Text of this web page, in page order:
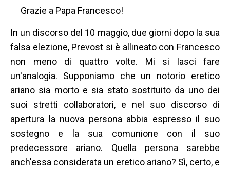
Grazie a Papa Francesco!
In un discorso del 10 maggio, due giorni dopo la sua
falsa elezione, Prevost si è allineato con Francesco
non meno di quattro volte. Mi si lasci fare
un'analogia. Supponiamo che un notorio eretico
ariano sia morto e sia stato sostituito da uno dei
suoi stretti collaboratori, e nel suo discorso di
apertura la nuova persona abbia espresso il suo
sostegno e la sua comunione con il suo
predecessore ariano. Quella persona sarebbe
anch'essa considerata un eretico ariano? Sì, certo, e